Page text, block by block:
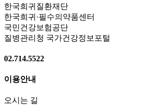
한국희귀질환재단
한국희귀·필수의약품센터
국민건강보험공단
질병관리청 국가건강정보포털
02.714.5522
이용안내
오시는 길